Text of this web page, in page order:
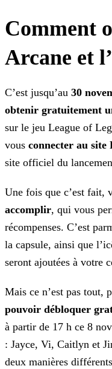
Comment
Arcane et
C’est jusqu’au 30
obtenir gratuitement
sur le jeu League of
vous connecter au site
site officiel du
Une fois que c’est fait,
accomplir, qui vous
récompenses. C’est
la capsule, ainsi que
seront ajoutées à votre
Mais ce n’est pas tout,
pouvoir débloquer
à partir de 17 h ce 8
: Jayce, Vi, Caitlyn et
deux manières